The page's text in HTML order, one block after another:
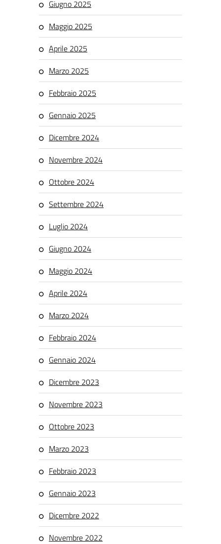
Giugno 2025
Maggio 2025
Aprile 2025
Marzo 2025
Febbraio 2025
Gennaio 2025
Dicembre 2024
Novembre 2024
Ottobre 2024
Settembre 2024
Luglio 2024
Giugno 2024
Maggio 2024
Aprile 2024
Marzo 2024
Febbraio 2024
Gennaio 2024
Dicembre 2023
Novembre 2023
Ottobre 2023
Marzo 2023
Febbraio 2023
Gennaio 2023
Dicembre 2022
Novembre 2022